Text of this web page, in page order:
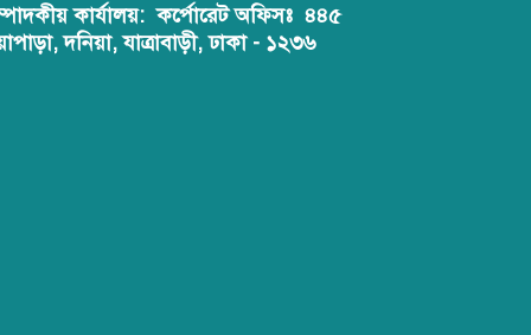
কার্যালয়: কর্পোরেট অফিসঃ ৪৪৫
দনিয়া, যাত্রাবাড়ী, ঢাকা - ১২৩৬